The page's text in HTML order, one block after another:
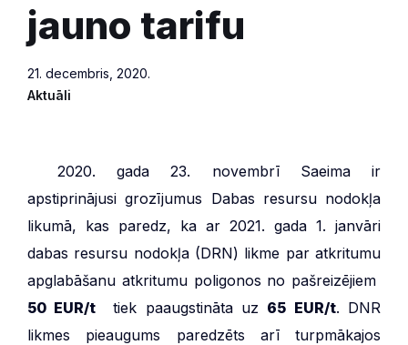
jauno tarifu
21. decembris, 2020.
Aktuāli
2020. gada 23. novembrī Saeima ir
apstiprinājusi grozījumus Dabas resursu nodokļa
likumā, kas paredz, ka ar 2021. gada 1. janvāri
dabas resursu nodokļa (DRN) likme par atkritumu
apglabāšanu atkritumu poligonos no pašreizējiem
50 EUR/t tiek paaugstināta uz 65 EUR/t. DNR
likmes pieaugums paredzēts arī turpmākajos